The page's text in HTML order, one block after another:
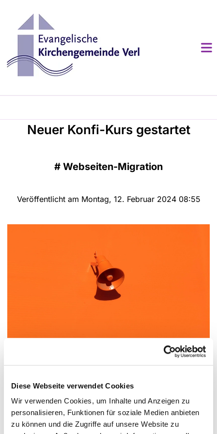
Diese Webseite verwendet Cookies
Wir verwenden Cookies, um Inhalte und Anzeigen zu
personalisieren, Funktionen für soziale Medien anbieten
zu können und die Zugriffe auf unsere Website zu
Neuer Konfi-Kurs gestartet
# Webseiten-Migration
Veröffentlicht am Montag, 12. Februar 2024 08:55
Neuer Konfi-Kurs gestartet
Wir freuen uns sehr darüber, dass am vergangenen
Wochenende unser neuer Konfi-Kurs mit 32
Teilnehmenden gestartet ist. Engagiert, aber noch